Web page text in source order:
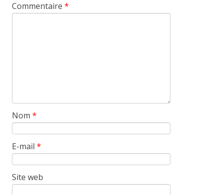
Commentaire *
Nom *
E-mail *
Site web